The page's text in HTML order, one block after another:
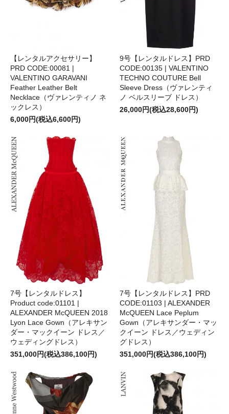
【レンタルアクセサリー】
PRD CODE:00081 |
VALENTINO GARAVANI
Feather Leather Belt
Necklace（ヴァレンティノ ネ
ックレス）
6,000円(税込6,600円)
9号【レンタルドレス】PRD
CODE:00135 | VALENTINO
TECHNO COUTURE Bell
Sleeve Dress（ヴァレンティ
ノ ベルスリーブ ドレス）
26,000円(税込28,600円)
7号【レンタルドレス】
Product code:01101 |
ALEXANDER McQUEEN 2018
Lyon Lace Gown（アレキサン
ダー・マックイーン ドレス／
ウェディングドレス）
351,000円(税込386,100円)
7号【レンタルドレス】PRD
CODE:01103 | ALEXANDER
McQUEEN Lace Peplum
Gown（アレキサンダー・マッ
クイーン ドレス／ウェディン
グドレス）
351,000円(税込386,100円)